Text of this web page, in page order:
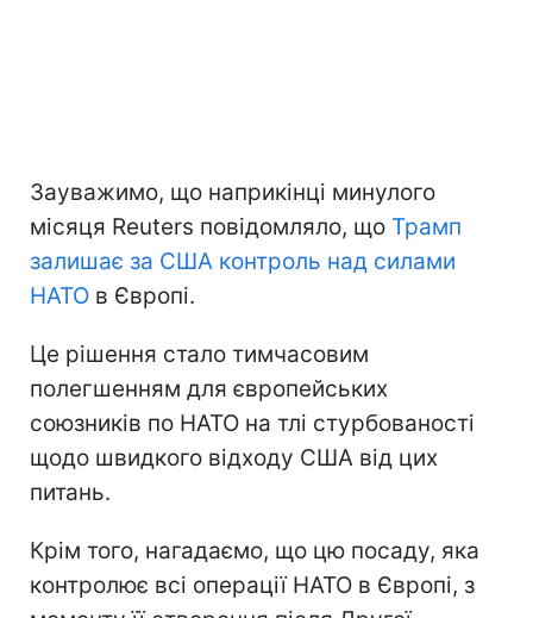
Зауважимо, що наприкінці минулого
місяця Reuters повідомляло, що Трамп
залишає за США контроль над силами
НАТО в Європі.
Це рішення стало тимчасовим
полегшенням для європейських
союзників по НАТО на тлі стурбованості
щодо швидкого відходу США від цих
питань.
Крім того, нагадаємо, що цю посаду, яка
контролює всі операції НАТО в Європі, з